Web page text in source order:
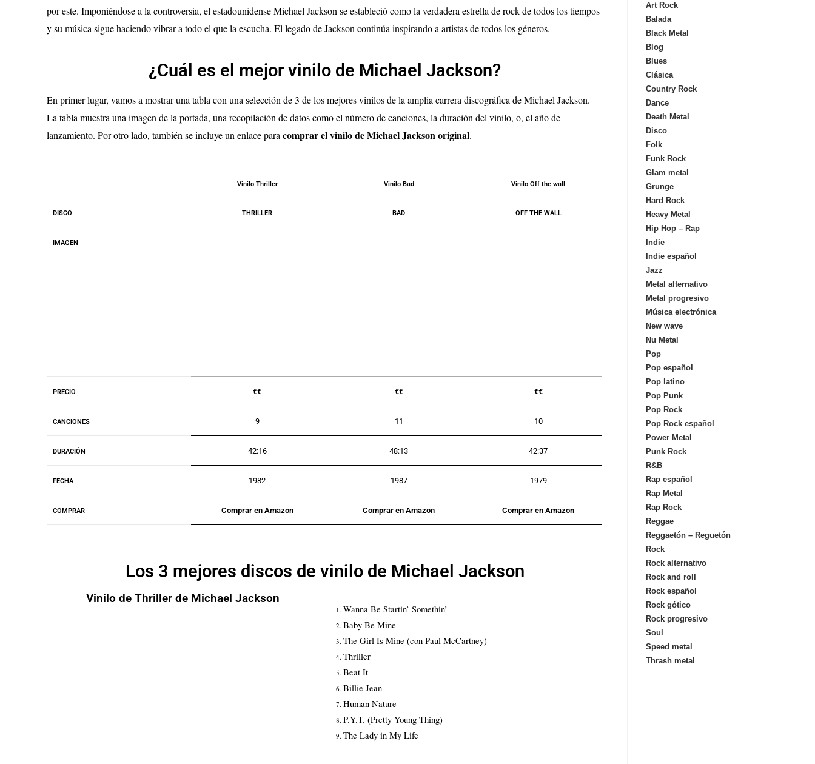
por este. Imponiéndose a la controversia, el estadounidense Michael Jackson se estableció como la verdadera estrella de rock de todos los tiempos
y su música sigue haciendo vibrar a todo el que la escucha. El legado de Jackson continúa inspirando a artistas de todos los géneros.
¿Cuál es el mejor vinilo de Michael Jackson?
En primer lugar, vamos a mostrar una tabla con una selección de 3 de los mejores vinilos de la amplia carrera discográfica de Michael Jackson.
La tabla muestra una imagen de la portada, una recopilación de datos como el número de canciones, la duración del vinilo, o, el año de
lanzamiento. Por otro lado, también se incluye un enlace paracomprar el vinilo de Michael Jackson original.
Vinilo Thriller Vinilo Bad Vinilo Off the wall
DISCO THRILLER BAD OFF THE WALL
IMAGEN
PRECIO €€ €€ €€
CANCIONES 9 11 10
DURACIÓN 42:16 48:13 42:37
FECHA 1982 1987 1979
COMPRAR Comprar en Amazon Comprar en Amazon Comprar en Amazon
Los 3 mejores discos de vinilo de Michael Jackson
Vinilo de Thriller de Michael Jackson
Wanna Be Startin’ Somethin’
Baby Be Mine
The Girl Is Mine (con Paul McCartney)
Thriller
Beat It
Billie Jean
Human Nature
P.Y.T. (Pretty Young Thing)
The Lady in My Life
Art Rock
Balada
Black Metal
Blog
Blues
Clásica
Country Rock
Dance
Death Metal
Disco
Folk
Funk Rock
Glam metal
Grunge
Hard Rock
Heavy Metal
Hip Hop – Rap
Indie
Indie español
Jazz
Metal alternativo
Metal progresivo
Música electrónica
New wave
Nu Metal
Pop
Pop español
Pop latino
Pop Punk
Pop Rock
Pop Rock español
Power Metal
Punk Rock
R&B
Rap español
Rap Metal
Rap Rock
Reggae
Reggaetón – Reguetón
Rock
Rock alternativo
Rock and roll
Rock español
Rock gótico
Rock progresivo
Soul
Speed metal
Thrash metal